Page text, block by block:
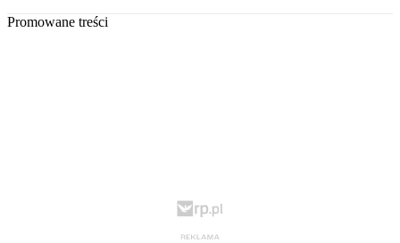
Promowane treści